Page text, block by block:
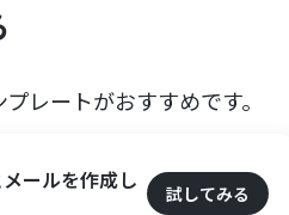
レートがおすすめです。
ールを作成し
試してみる